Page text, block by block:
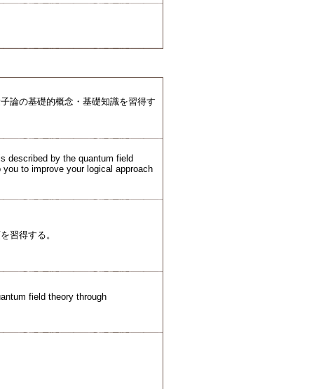
論の基礎的概念・基礎知識を習得す
described by the quantum field
to improve your logical approach
習得する。
field theory through